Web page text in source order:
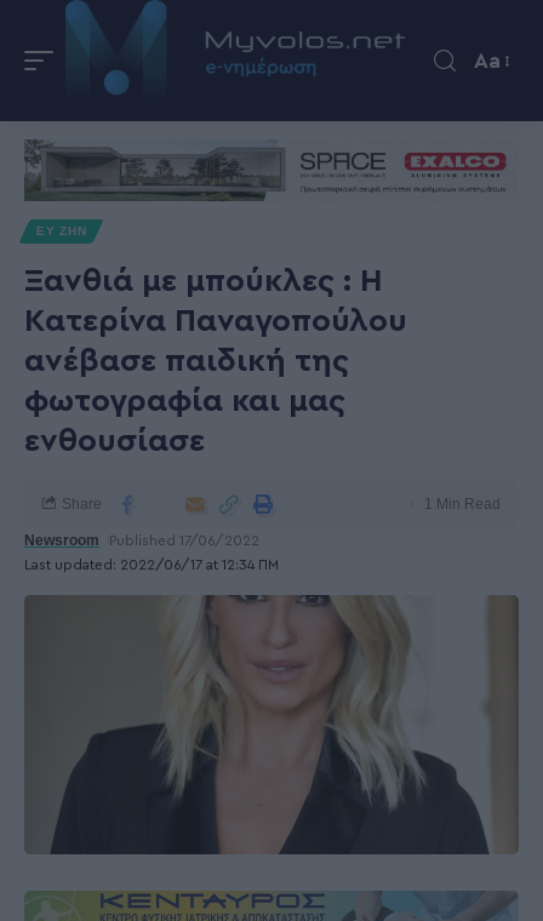
Aa
ΕΥ ΖΗΝ
Ξανθιά με μπούκλες : Η
Κατερίνα Παναγοπούλου
ανέβασε παιδική της
φωτογραφία και μας
ενθουσίασε
Last updated: 2022/06/17 at 12:34 ΠΜ
Newsroom Published 17/06/2022
Share 1 Min Read